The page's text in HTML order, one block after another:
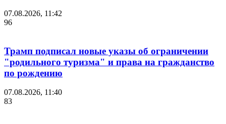
07.08.2026, 11:42
96
Трамп подписал новые указы об ограничении
"родильного туризма" и права на гражданство
по рождению
07.08.2026, 11:40
83